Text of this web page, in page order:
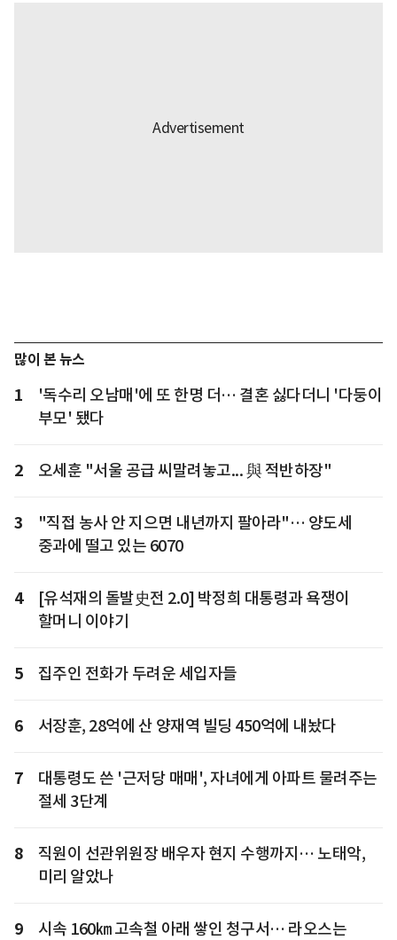
많이 본 뉴스
1
'독수리 오남매'에 또 한명 더… 결혼 싫다더니 '다둥이
부모' 됐다
2 오세훈 "서울 공급 씨말려놓고... 與 적반하장"
3
"직접 농사 안 지으면 내년까지 팔아라"… 양도세
중과에 떨고 있는 6070
4
[유석재의 돌발史전 2.0] 박정희 대통령과 욕쟁이
할머니 이야기
5 집주인 전화가 두려운 세입자들
6 서장훈, 28억에 산 양재역 빌딩 450억에 내놨다
7
대통령도 쓴 '근저당 매매', 자녀에게 아파트 물려주는
절세 3단계
8
직원이 선관위원장 배우자 현지 수행까지… 노태악,
미리 알았나
9
시속 160㎞ 고속철 아래 쌓인 청구서… 라오스는